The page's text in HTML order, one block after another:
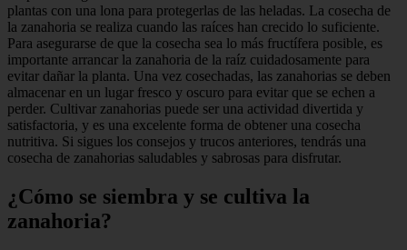
plantas con una lona para protegerlas de las heladas. La cosecha de
la zanahoria se realiza cuando las raíces han crecido lo suficiente.
Para asegurarse de que la cosecha sea lo más fructífera posible, es
importante arrancar la zanahoria de la raíz cuidadosamente para
evitar dañar la planta. Una vez cosechadas, las zanahorias se deben
almacenar en un lugar fresco y oscuro para evitar que se echen a
perder. Cultivar zanahorias puede ser una actividad divertida y
satisfactoria, y es una excelente forma de obtener una cosecha
nutritiva. Si sigues los consejos y trucos anteriores, tendrás una
cosecha de zanahorias saludables y sabrosas para disfrutar.
¿Cómo se siembra y se cultiva la
zanahoria?